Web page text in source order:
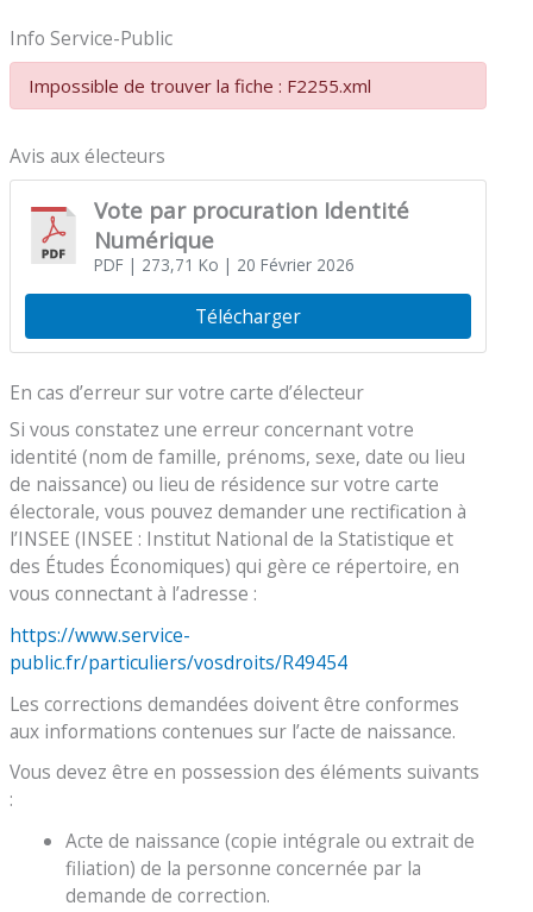
Info Service-Public
Impossible de trouver la fiche : F2255.xml
Avis aux électeurs
Vote par procuration Identité
Numérique
PDF| 273,71 Ko | 20 Février 2026
Télécharger
En cas d’erreur sur votre carte d’électeur
Si vous constatez une erreur concernant votre
identité (nom de famille, prénoms, sexe, date ou lieu
de naissance) ou lieu de résidence sur votre carte
électorale, vous pouvez demander une rectification à
l’INSEE (INSEE : Institut National de la Statistique et
des Études Économiques) qui gère ce répertoire, en
vous connectant à l’adresse :
https://www.service-
public.fr/particuliers/vosdroits/R49454
Les corrections demandées doivent être conformes
aux informations contenues sur l’acte de naissance.
Vous devez être en possession des éléments suivants
:
Acte de naissance (copie intégrale ou extrait de
filiation) de la personne concernée par la
demande de correction.